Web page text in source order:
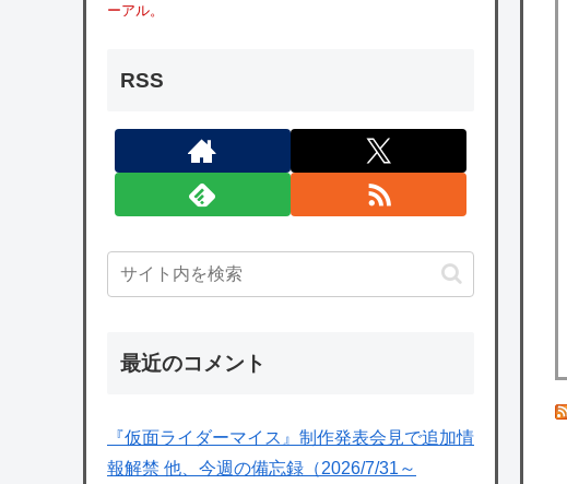
ーアル。
RSS
最近のコメント
『仮面ライダーマイス』制作発表会見で追加情
報解禁 他、今週の備忘録（2026/7/31～